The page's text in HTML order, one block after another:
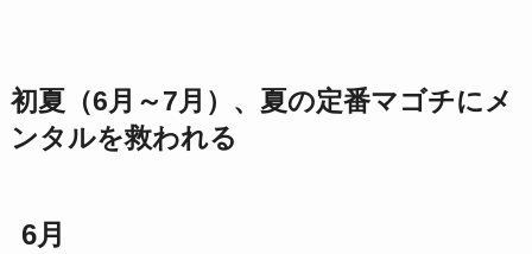
初夏（6月～7月）、夏の定番マゴチにメ
ンタルを救われる
6月